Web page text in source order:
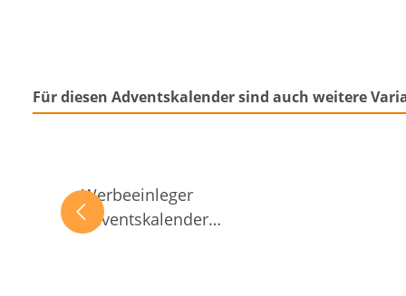
Für diesen Adventskalender sind auch weitere
Werbeeinleger
Adventskalender